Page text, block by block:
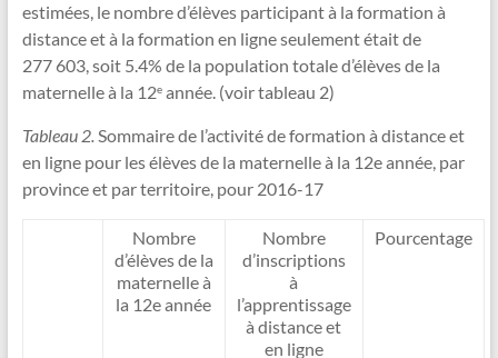
estimées, le nombre d’élèves participant à la formation à
distance et à la formation en ligne seulement était de
277 603, soit 5.4% de la population totale d’élèves de la
maternelle à la 12eannée. (voir tableau 2)
Tableau 2.Sommaire de l’activité de formation à distance et
en ligne pour les élèves de la maternelle à la 12e année, par
province et par territoire, pour 2016-17
Nombre
d’élèves de la
maternelle à
la 12e année
Nombre
d’inscriptions
à
l’apprentissage
à distance et
en ligne
Pourcentage